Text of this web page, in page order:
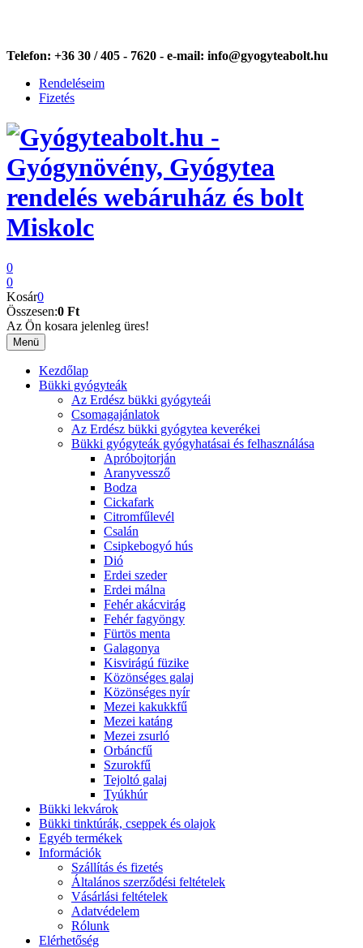
Telefon: +36 30 / 405 - 7620 - e-mail: info@gyogyteabolt.hu
Rendeléseim
Fizetés
0
0
Kosár0
Összesen:0 Ft
Az Ön kosara jelenleg üres!
Menü
Kezdőlap
Bükki gyógyteák
Az Erdész bükki gyógyteái
Csomagajánlatok
Az Erdész bükki gyógytea keverékei
Bükki gyógyteák gyógyhatásai és felhasználása
Apróbojtorján
Aranyvessző
Bodza
Cickafark
Citromfűlevél
Csalán
Csipkebogyó hús
Dió
Erdei szeder
Erdei málna
Fehér akácvirág
Fehér fagyöngy
Fürtös menta
Galagonya
Kisvirágú füzike
Közönséges galaj
Közönséges nyír
Mezei kakukkfű
Mezei katáng
Mezei zsurló
Orbáncfű
Szurokfű
Tejoltó galaj
Tyúkhúr
Bükki lekvárok
Bükki tinktúrák, cseppek és olajok
Egyéb termékek
Információk
Szállítás és fizetés
Általános szerződési feltételek
Vásárlási feltételek
Adatvédelem
Rólunk
Elérhetőség